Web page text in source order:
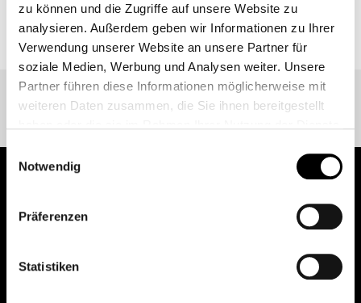
zu können und die Zugriffe auf unsere Website zu
analysieren. Außerdem geben wir Informationen zu Ihrer
Verwendung unserer Website an unsere Partner für
soziale Medien, Werbung und Analysen weiter. Unsere
Partner führen diese Informationen möglicherweise mit
weiteren Daten zusammen, die Sie ihnen bereitgestellt
Weitere Informationen finden Sie unter
Datenschutz
Einwilligungsauswahl
Notwendig
Präferenzen
Statistiken
ZURÜCK ZUR EVENT ÜBERSICHT
pure.proven.perfect.